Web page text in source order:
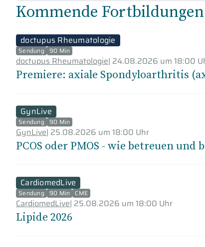
Kommende Fortbildungen
doctupus Rheumatologie
Sendung 90 Min
doctupus Rheumatologie| 24.08.2026 um 18:00
Premiere: axiale Spondyloarthritis
GynLive
Sendung 90 Min
GynLive| 25.08.2026 um 18:00 Uhr
PCOS oder PMOS - wie betreuen und
CardiomedLive
Sendung 90 Min CME
CardiomedLive| 25.08.2026 um 18:00 Uhr
Lipide 2026